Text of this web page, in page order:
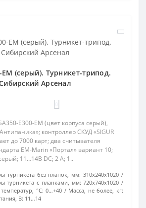
EM (серый). Турникет-трипод.
Арсенал
E300-EM (цвет корпуса серый),
контроллер СКУД «SIGUR
до 7000 карт; два считывателя
EM-Marin «Портал» вариант 10;
11…14В DC; 2 А; 1..
турникета без планок, мм: 310x240x1020
турникета с планками, мм: 720x740x1020
°С: 0…+40
Масса, не более, кг:
В: 11…14